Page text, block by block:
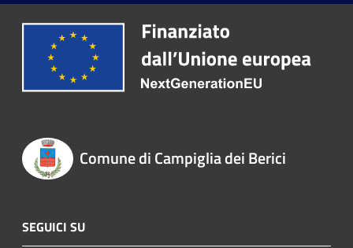
Comune di Campiglia dei Berici
SEGUICI SU